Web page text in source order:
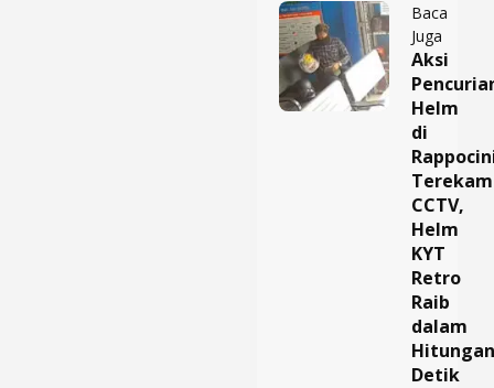
Baca
Juga
Aksi
Helm
di
Terekam
CCTV,
Helm
KYT
Retro
Raib
dalam
Hitungan
Detik